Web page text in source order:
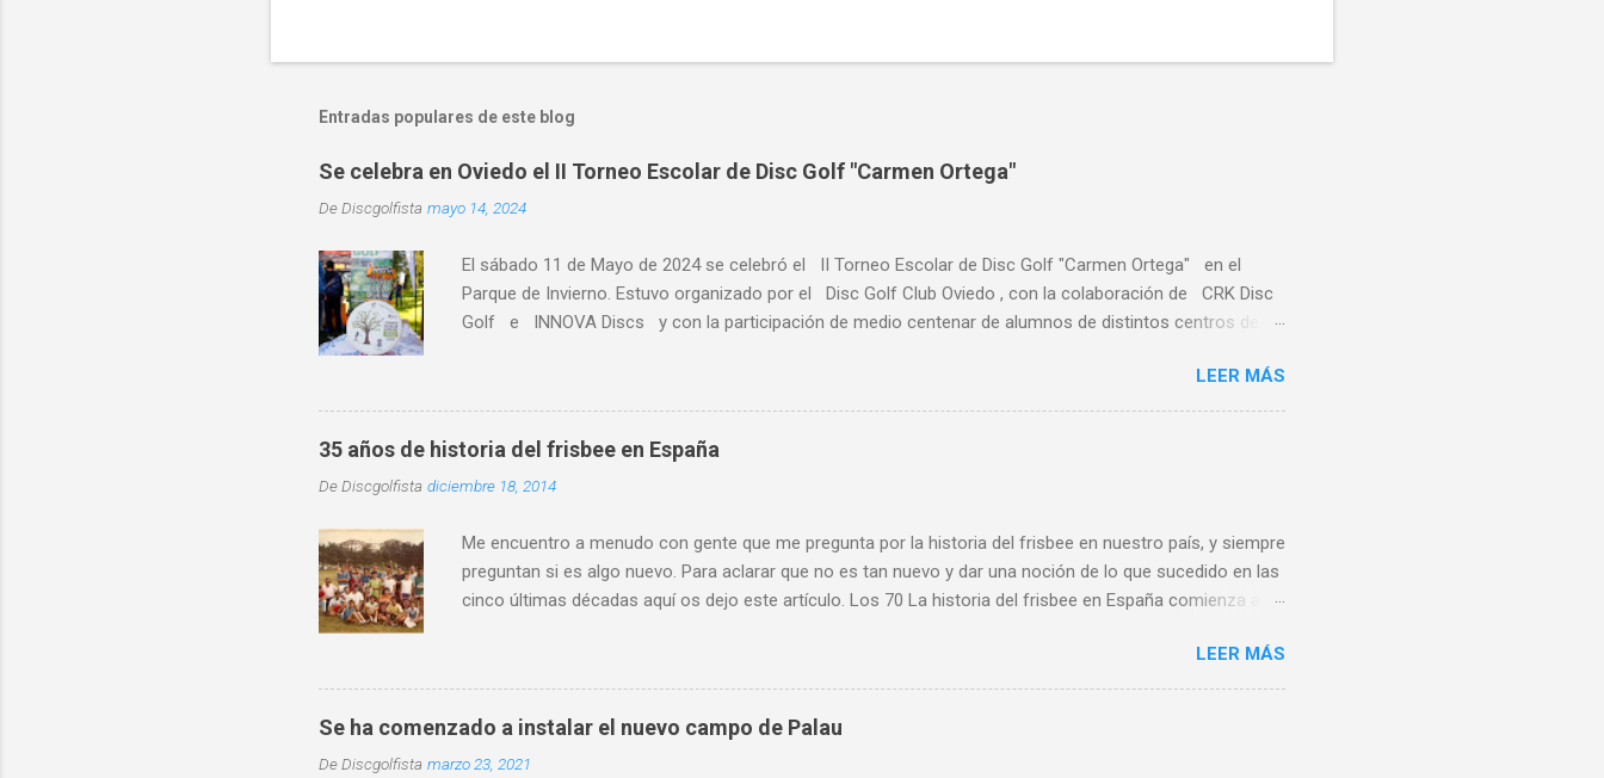
Entradas populares de este blog
Se celebra en Oviedo el II Torneo Escolar de Disc Golf "Carmen Ortega"
DeDiscgolfista mayo 14, 2024
El sábado 11 de Mayo de 2024 se celebró el II Torneo Escolar de Disc Golf "Carmen Ortega" en el
Parque de Invierno. Estuvo organizado por el Disc Golf Club Oviedo , con la colaboración de CRK Disc
Golf e INNOVA Discs y con la participación de medio centenar de alumnos de distintos centros de
localidades de Asturias, como Gijón , Avilés, Pravia, Nava, Sariego, Villaviciosa, Noreña y Oviedo, donde
destacó la al alta participación del IES Leopoldo Alas. Participó alumnado de quince centros escolares
distintos . Se retomó este torneo que pone de manifiesto el crecimiento de este deporte también en el
entorno escolar. Y es que son cada vez más los centros y los maestros y profesores de educación
física interesados y que incluyen esta actividad dentro de sus programaciones Este sirvió también de
LEER MÁS
35 años de historia del frisbee en España
DeDiscgolfista diciembre 18, 2014
Me encuentro a menudo con gente que me pregunta por la historia del frisbee en nuestro país, y siempre
preguntan si es algo nuevo. Para aclarar que no es tan nuevo y dar una noción de lo que sucedido en las
cinco últimas décadas aquí os dejo este artículo. Los 70 La historia del frisbee en España comienza al
Asturias y empiezo a meterme en el mundo del disco volador. Ese mismo año un grupo de aficionados
crea la Asociación Española de Frisbee (A.E.F.) con sede en Bilbao. Aunque parece ser que la A.E.F.
existió durante varios años y que tuvo jugadores afiliados, no figura como organizadora de ningún
torneo y no existe rastro de algún tipo de actividad en ningún sitio. 1985 Primer Campeonato de España
de Frisbee. Cinco representantes del DGCO: Belén, Juan, Pedro, Patxo y Eduardo Los 80 y 90 En 1983 se
LEER MÁS
Se ha comenzado a instalar el nuevo campo de Palau
DeDiscgolfista marzo 23, 2021